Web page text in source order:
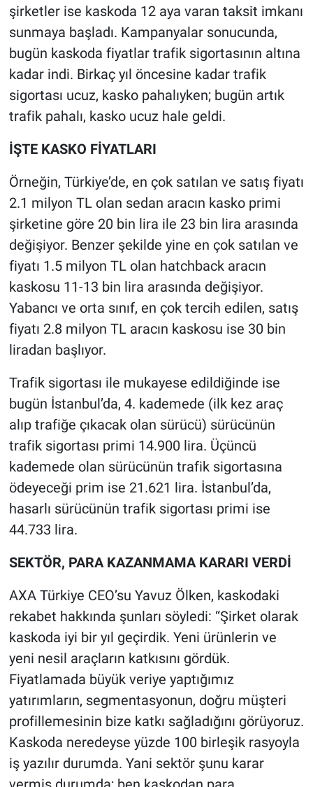
şirketler ise kaskoda 12 aya varan taksit imkanı
sunmaya başladı. Kampanyalar sonucunda,
bugün kaskoda fiyatlar trafik sigortasının altına
kadar indi. Birkaç yıl öncesine kadar trafik
sigortası ucuz, kasko pahalıyken; bugün artık
trafik pahalı, kasko ucuz hale geldi.
İŞTE KASKO FİYATLARI
Örneğin, Türkiye’de, en çok satılan ve satış fiyatı
2.1 milyon TL olan sedan aracın kasko primi
şirketine göre 20 bin lira ile 23 bin lira arasında
değişiyor. Benzer şekilde yine en çok satılan ve
fiyatı 1.5 milyon TL olan hatchback aracın
kaskosu 11-13 bin lira arasında değişiyor.
Yabancı ve orta sınıf, en çok tercih edilen, satış
fiyatı 2.8 milyon TL aracın kaskosu ise 30 bin
liradan başlıyor.
Trafik sigortası ile mukayese edildiğinde ise
bugün İstanbul’da, 4. kademede (ilk kez araç
alıp trafiğe çıkacak olan sürücü) sürücünün
trafik sigortası primi 14.900 lira. Üçüncü
kademede olan sürücünün trafik sigortasına
ödeyeceği prim ise 21.621 lira. İstanbul’da,
hasarlı sürücünün trafik sigortası primi ise
44.733 lira.
SEKTÖR, PARA KAZANMAMA KARARI VERDİ
AXA Türkiye CEO’su Yavuz Ölken, kaskodaki
rekabet hakkında şunları söyledi: “Şirket olarak
kaskoda iyi bir yıl geçirdik. Yeni ürünlerin ve
yeni nesil araçların katkısını gördük.
Fiyatlamada büyük veriye yaptığımız
yatırımların, segmentasyonun, doğru müşteri
profillemesinin bize katkı sağladığını görüyoruz.
Kaskoda neredeyse yüzde 100 birleşik rasyoyla
iş yazılır durumda. Yani sektör şunu karar